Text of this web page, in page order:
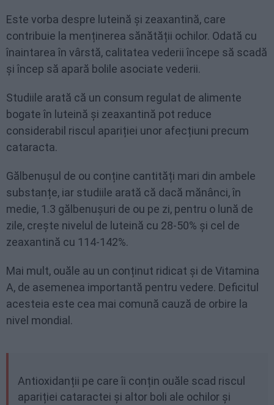
Este vorba despre luteină și zeaxantină, care
contribuie la menținerea sănătății ochilor. Odată cu
înaintarea în vârstă, calitatea vederii începe să scadă
și încep să apară bolile asociate vederii.
Studiile arată că un consum regulat de alimente
bogate în luteină și zeaxantină pot reduce
considerabil riscul apariției unor afecțiuni precum
cataracta.
Gălbenușul de ou conține cantități mari din ambele
substanțe, iar studiile arată că dacă mănânci, în
medie, 1.3 gălbenușuri de ou pe zi, pentru o lună de
zile, crește nivelul de luteină cu 28-50% și cel de
zeaxantină cu 114-142%.
Mai mult, ouăle au un conținut ridicat și de Vitamina
A, de asemenea importantă pentru vedere. Deficitul
acesteia este cea mai comună cauză de orbire la
nivel mondial.
Antioxidanții pe care îi conțin ouăle scad riscul
apariției cataractei și altor boli ale ochilor și